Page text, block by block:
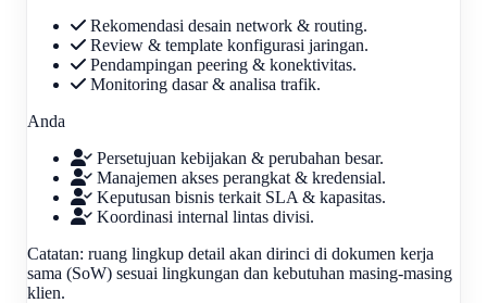
Rekomendasi desain network & routing.
Review & template konfigurasi jaringan.
Pendampingan peering & konektivitas.
Monitoring dasar & analisa trafik.
Anda
Persetujuan kebijakan & perubahan besar.
Manajemen akses perangkat & kredensial.
Keputusan bisnis terkait SLA & kapasitas.
Koordinasi internal lintas divisi.
Catatan: ruang lingkup detail akan dirinci di dokumen kerja
sama (SoW) sesuai lingkungan dan kebutuhan masing-masing
klien.